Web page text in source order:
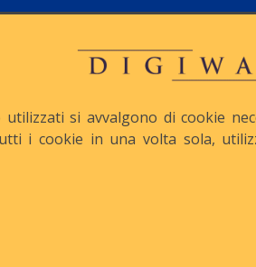
si avvalgono di cookie
i cookie in una volta sola,